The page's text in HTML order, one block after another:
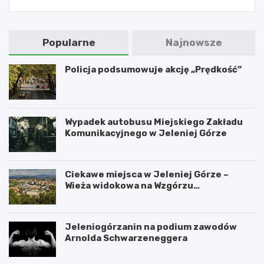
Popularne Najnowsze
Policja podsumowuje akcję „Prędkość”
Wypadek autobusu Miejskiego Zakładu
Komunikacyjnego w Jeleniej Górze
Ciekawe miejsca w Jeleniej Górze –
Wieża widokowa na Wzgórzu
Jeleniogórzanin na podium zawodów
Arnolda Schwarzeneggera
W
S